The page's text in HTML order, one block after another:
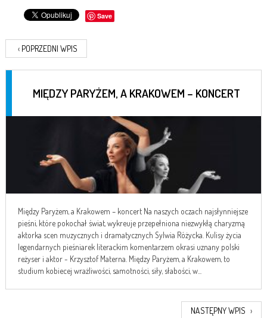
Save
‹ POPRZEDNI WPIS
MIĘDZY PARYŻEM, A KRAKOWEM – KONCERT
Między Paryżem, a Krakowem – koncert Na naszych oczach najsłynniejsze
pieśni, które pokochał świat, wykreuje przepełniona niezwykłą charyzmą
aktorka scen muzycznych i dramatycznych Sylwia Różycka. Kulisy życia
legendarnych pieśniarek literackim komentarzem okrasi uznany polski
reżyser i aktor - Krzysztof Materna. Między Paryżem, a Krakowem, to
studium kobiecej wrażliwości, samotności, siły, słabości, w...
NASTĘPNY WPIS ›